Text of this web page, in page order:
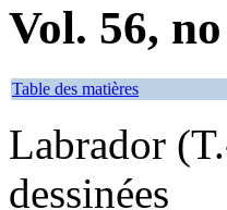
Vol. 56,
Table des matières
Labrador
dessinées